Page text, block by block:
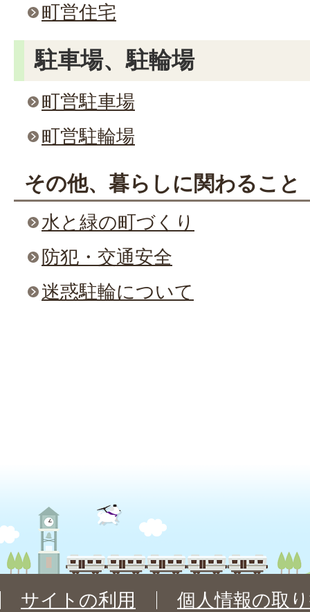
町営住宅
駐車場、駐輪場
町営駐車場
町営駐輪場
その他、暮らしに関わること
水と緑の町づくり
防犯・交通安全
迷惑駐輪について
サイトの利用 個人情報の取